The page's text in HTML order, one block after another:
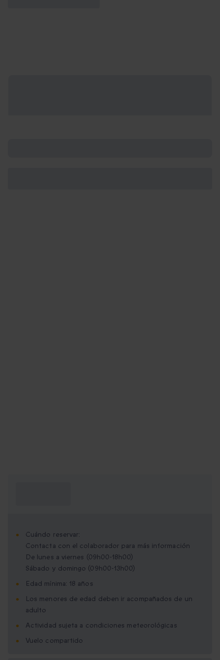
Cuándo reservar:
Contacta con el colaborador para más información
De lunes a viernes (09h00-18h00)
Sábado y domingo (09h00-13h00)
Edad mínima: 18 años
Los menores de edad deben ir acompañados de un
adulto
Actividad sujeta a condiciones meteorológicas
Vuelo compartido